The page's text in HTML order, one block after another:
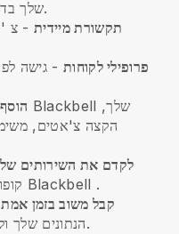
שלך, פשוט הגדר מנוי חוזר.
תקשורת מיידית - צ
פרופילי לקוחות - גישה
הקצה צ'אטים,
לקדם את השירותים
Blackbell .
קבל משוב בזמן אמת
הנתונים שלך ולמטב את העסק שלך בהתאם.